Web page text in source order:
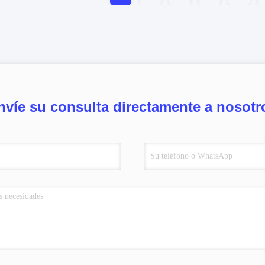
su consulta directamente a